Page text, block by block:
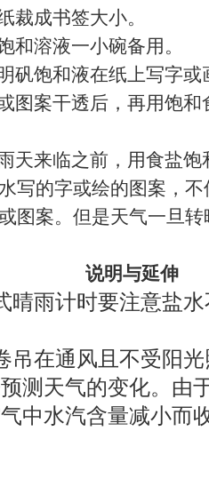
裁成书签大小。
和溶液一小碗备用。
矾饱和液在纸上写字或
图案干透后，再用饱
天来临之前，用食盐
写的字或绘的图案，
图案。但是天气一旦
说明与延伸
雨计时要注意盐水
在通风且不受阳光
测天气的变化。由
中水汽含量减小而